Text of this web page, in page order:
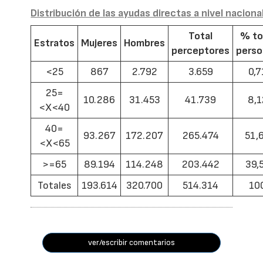
Distribución de las ayudas directas a nivel
Estratos Mujeres Hombres
Total
perceptores
%
<25
867 2.792 3.659
25=
<X<40
10.286 31.453 41.739
40=
<X<65
93.267 172.207 265.474
>=65 89.194 114.248 203.442
Totales
193.614 320.700 514.314
ver/escribir comentarios